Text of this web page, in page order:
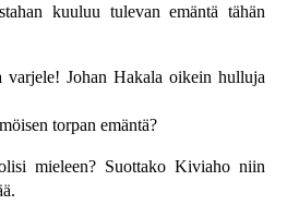
kuuluu tulevan emäntä tähän
Johan Hakala oikein hulluja
torpan emäntä?
mieleen? Suottako Kiviaho niin